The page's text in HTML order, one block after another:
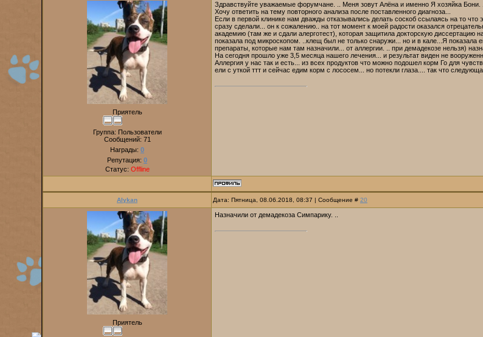
Приятель
Группа: Пользователи
Сообщений: 71
Награды: 0
Репутация: 0
Статус: Offline
Здравствуйте уважаемые форумчане. .. Меня зовут Алёна и именно Я хозяйка Бони.
Хочу ответить на тему повторного анализа после поставленного диагноза...
Если в первой клинике нам дважды отказывались делать соскоб ссылаясь на то
сразу сделали... он к сожалению.. на тот момент к моей радости оказался
академию (там же и сдали алерготест), которая защитила докторскую
показала под микроскопом. ..клещ был не только снаружи... но и в кале...Я показала
препараты, которые нам там назначили... от аллергии. .. при демадекозе нельзя)
На сегодня прошло уже 3,5 месяца нашего лечения... и результат виден не
Аллергия у нас так и есть... из всех продуктов что можно подошел корм Го для
ели с уткой ттт и сейчас едим корм с лососем... но потекли глаза.... так что
Alykan Дата: Пятница, 08.06.2018, 08:37 | Сообщение # 20
Приятель
Назначили от демадекоза Симпарику. ..